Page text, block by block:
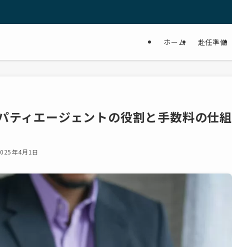
ホーム 赴任準備
ティエージェントの役割と手数料の仕組
年4月1日